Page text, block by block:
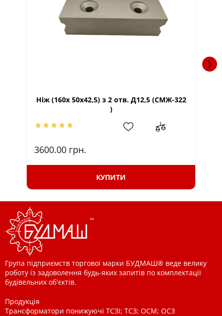
Ніж (160х 50х42,5) з 2 отв. Д12,5 (СМЖ-322
)
3600.00 грн.
КУПИТИ
Група підприємств торгової марки БУДМАШ® веде велику
роботу із задоволення будь-яких запитів по комплектації
будівельних об'єктів.
Продукція
Трансформатори понижуючі ТСЗІ; ТСЗ; ОСМ; ОСЗ